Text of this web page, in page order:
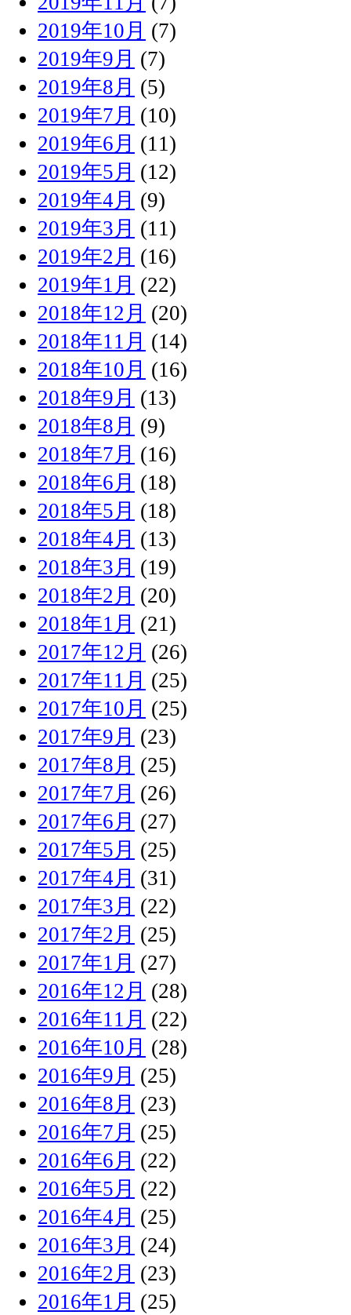
2019年10月 (7)
2019年9月 (7)
2019年8月 (5)
2019年7月 (10)
2019年6月 (11)
2019年5月 (12)
2019年4月 (9)
2019年3月 (11)
2019年2月 (16)
2019年1月 (22)
2018年12月 (20)
2018年11月 (14)
2018年10月 (16)
2018年9月 (13)
2018年8月 (9)
2018年7月 (16)
2018年6月 (18)
2018年5月 (18)
2018年4月 (13)
2018年3月 (19)
2018年2月 (20)
2018年1月 (21)
2017年12月 (26)
2017年11月 (25)
2017年10月 (25)
2017年9月 (23)
2017年8月 (25)
2017年7月 (26)
2017年6月 (27)
2017年5月 (25)
2017年4月 (31)
2017年3月 (22)
2017年2月 (25)
2017年1月 (27)
2016年12月 (28)
2016年11月 (22)
2016年10月 (28)
2016年9月 (25)
2016年8月 (23)
2016年7月 (25)
2016年6月 (22)
2016年5月 (22)
2016年4月 (25)
2016年3月 (24)
2016年2月 (23)
2016年1月 (25)